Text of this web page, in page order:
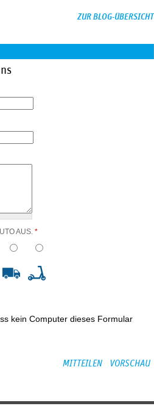
ZUR BLOG-ÜBERSICHT
AUS. *
kein Computer dieses Formular